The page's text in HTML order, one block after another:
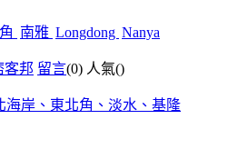
南雅 Longdong Nanya
客邦 留言(0) 人氣()
海岸、東北角、淡水、基隆